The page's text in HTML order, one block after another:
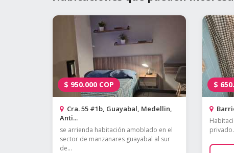
$ 950.000 COP
Cra. 55 #1b, Guayabal, Medellin,
Anti...
se arrienda habitación amoblado en el
sector de manzanares guayabal al sur
de...
$